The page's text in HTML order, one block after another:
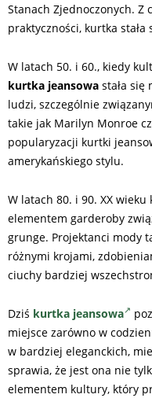
Stanach Zjednoczonych. Z
praktyczności, kurtka
W latach 50. i 60., kiedy
kurtka jeansowa stała się
ludzi, szczególnie
takie jak Marilyn Monroe
popularyzacji kurtki
amerykańskiego stylu.
W latach 80. i 90. XX wieku
elementem garderoby
grunge. Projektanci mody
różnymi krojami,
ciuchy bardziej
Dziś kurtka jeansowa
miejsce zarówno w
w bardziej eleganckich,
sprawia, że jest ona nie
elementem kultury, który